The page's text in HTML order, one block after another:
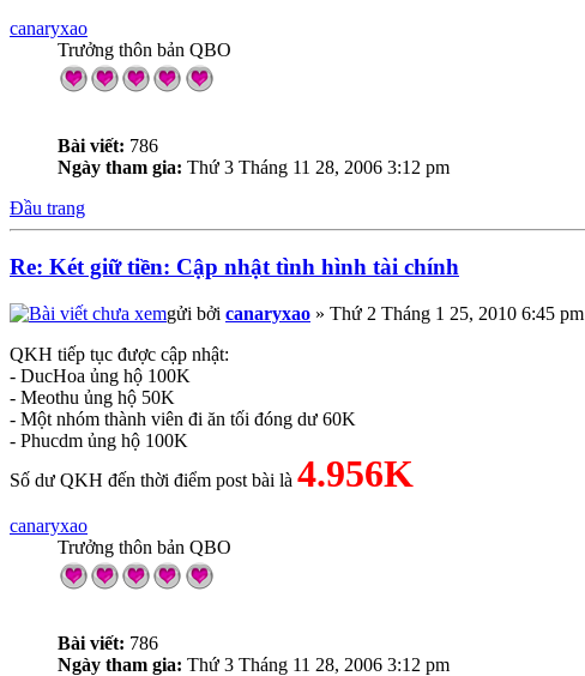
canaryxao
Trưởng thôn bản QBO
Bài viết: 786
Ngày tham gia: Thứ 3 Tháng 11 28, 2006 3:12 pm
Đầu trang
Re: Két giữ tiền: Cập nhật tình hình tài chính
gửi bởi canaryxao » Thứ 2 Tháng 1 25, 2010 6:45 pm
QKH tiếp tục được cập nhật:
- DucHoa ủng hộ 100K
- Meothu ủng hộ 50K
- Một nhóm thành viên đi ăn tối đóng dư 60K
- Phucdm ủng hộ 100K
Số dư QKH đến thời điểm post bài là 4.956K
canaryxao
Trưởng thôn bản QBO
Bài viết: 786
Ngày tham gia: Thứ 3 Tháng 11 28, 2006 3:12 pm